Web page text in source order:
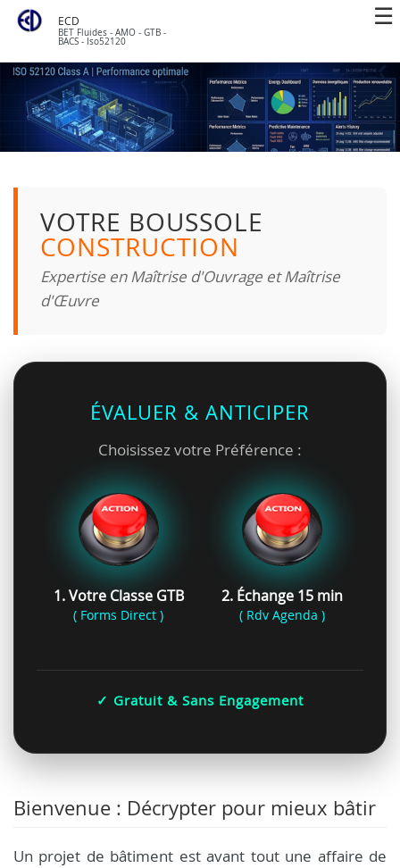
ECD
BET Fluides - AMO - GTB -
BACS - Iso52120
VOTRE BOUSSOLE
CONSTRUCTION
Expertise en Maîtrise d'Ouvrage et Maîtrise
d'Œuvre
ÉVALUER & ANTICIPER
Choisissez votre Préférence :
1. Votre Classe GTB
( Forms Direct )
2. Échange 15 min
( Rdv Agenda )
✓ Gratuit & Sans Engagement
Bienvenue : Décrypter pour mieux bâtir
Un projet de bâtiment est avant tout une affaire de